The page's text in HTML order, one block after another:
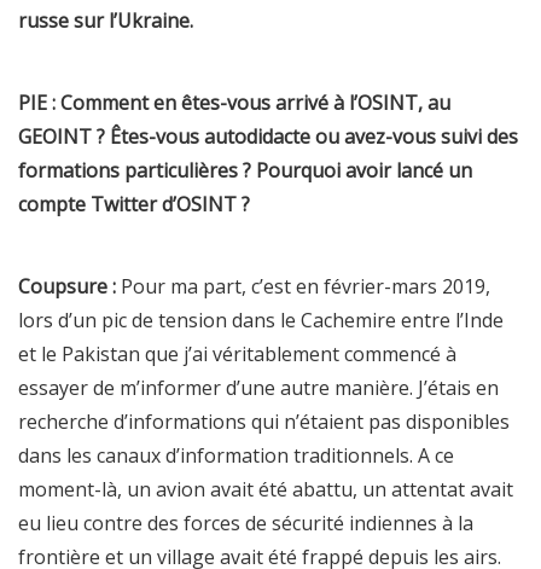
russe sur l’Ukraine.
PIE : Comment en êtes-vous arrivé à l’OSINT, au
GEOINT ? Êtes-vous autodidacte ou avez-vous suivi des
formations particulières ? Pourquoi avoir lancé un
compte Twitter d’OSINT ?
Coupsure : Pour ma part, c’est en février-mars 2019,
lors d’un pic de tension dans le Cachemire entre l’Inde
et le Pakistan que j’ai véritablement commencé à
essayer de m’informer d’une autre manière. J’étais en
recherche d’informations qui n’étaient pas disponibles
dans les canaux d’information traditionnels. A ce
moment-là, un avion avait été abattu, un attentat avait
eu lieu contre des forces de sécurité indiennes à la
frontière et un village avait été frappé depuis les airs.